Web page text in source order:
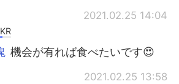
2021.02.25 14:04
KR
機会が有れば食べたいです😍
2021.02.25 13:58